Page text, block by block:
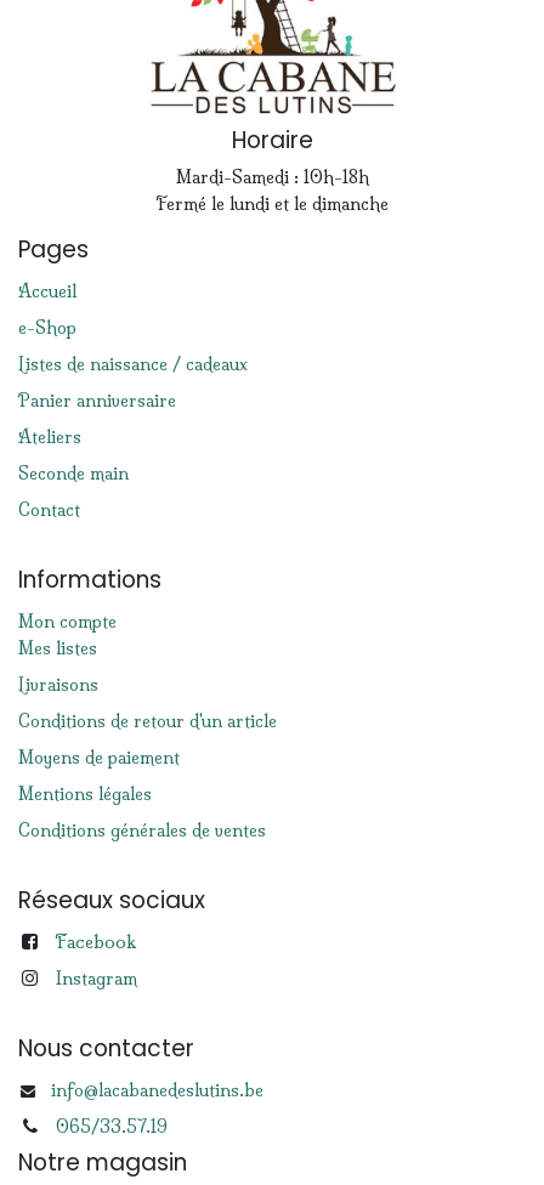
Horaire
Mardi-Samedi : 10h-18h
Fermé le lundi et le dimanche
Pages
Accueil
e-Shop
Listes de naissance / cadeaux
Panier anniversaire
Ateliers
Seconde main
Contact
Informations
Mon compte
Mes listes
Livraisons
Conditions de retour d'un article
Moyens de paiement
Mentions légales
Conditions générales de ventes
Réseaux sociaux
Facebook
Instagram
Nous contacter
info@lacabanedeslutins.be
065/33.57.19
Notre magasin